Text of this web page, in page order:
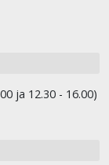
ja 12.30 - 16.00)